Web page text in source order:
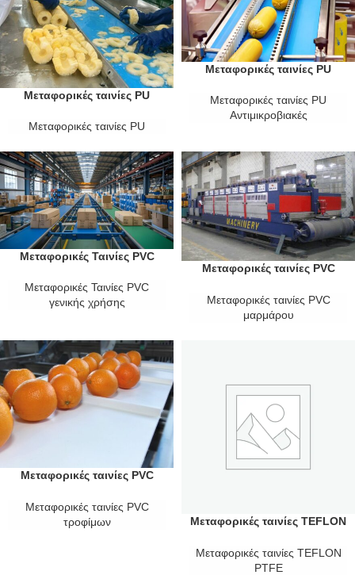
Μεταφορικές ταινίες PU
Μεταφορικές ταινίες PU
Μεταφορικές ταινίες PU
Μεταφορικές ταινίες PU
Αντιμικροβιακές
Μεταφορικές Ταινίες PVC
Μεταφορικές Ταινίες PVC
γενικής χρήσης
Μεταφορικές ταινίες PVC
Μεταφορικές ταινίες PVC
μαρμάρου
Μεταφορικές ταινίες PVC
Μεταφορικές ταινίες PVC
τροφίμων
Μεταφορικές ταινίες TEFLON
Μεταφορικές ταινίες TEFLON
PTFE